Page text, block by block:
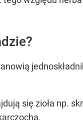
się zioła np.